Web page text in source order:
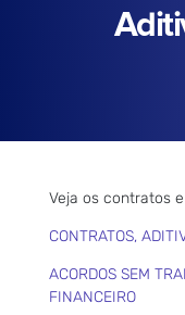
Veja os contratos
CONTRATOS,
ACORDOS SEM
FINANCEIRO